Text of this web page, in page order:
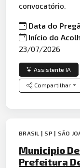
convocatório.
Data do
Início do
23/07/2026
Assistente IA
Compartilhar
BRASIL | SP | SÃO
Municipio
Prefeitura